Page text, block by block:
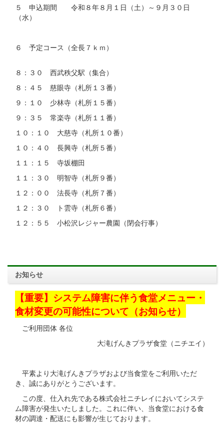
５ 申込期間 令和８年８月１日（土）～９月３０日
（水）
６ 予定コース（全長７ｋｍ）
８：３０ 西武秩父駅（集合）
８：４５ 慈眼寺（札所１３番）
９：１０ 少林寺（札所１５番）
９：３５ 常楽寺（札所１１番）
１０：１０ 大慈寺（札所１０番）
１０：４０ 長興寺（札所５番）
１１：１５ 寺坂棚田
１１：３０ 明智寺（札所９番）
１２：００ 法長寺（札所７番）
１２：３０ ト雲寺（札所６番）
１２：５５ 小松沢レジャー農園（閉会行事）
お知らせ
【重要】システム障害に伴う食堂メニュー・
食材変更の可能性について（お知らせ）
ご利用団体 各位
大滝げんきプラザ食堂（ニチエイ）
平素より大滝げんきプラザおよび当食堂をご利用いただ
き、誠にありがとうございます。
この度、仕入れ先である株式会社ニチレイにおいてシステ
ム障害が発生いたしました。これに伴い、当食堂における食
材の調達・配送にも影響が生じております。